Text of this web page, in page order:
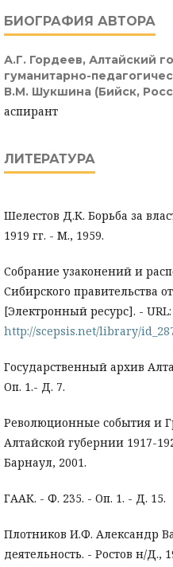
БИОГРАФИЯ АВТОРА
А.Г. Гордеев, Алтайский
гуманитарно-
В.М. Шукшина (Бийск,
аспирант
ЛИТЕРАТУРА
Шелестов Д.К. Борьба за
1919 гг. - М., 1959.
Собрание узаконений и
Сибирского правительства
[Электронный ресурс]. - URL:
http://scepsis.net/library/
Государственный архив
Оп. 1.- Д. 7.
Революционные события и
Алтайской губернии 1917-
Барнаул, 2001.
ГААК. - Ф. 235. - Оп. 1. - Д. 15.
Плотников И.Ф. Александр
деятельность. - Ростов н/Д.,